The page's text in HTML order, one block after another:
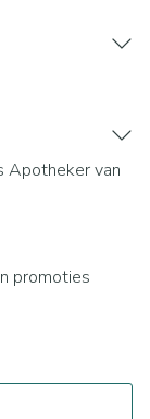
Apotheker van
promoties